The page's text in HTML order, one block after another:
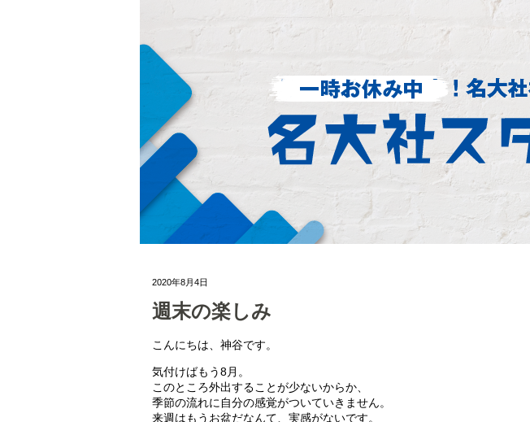
2020年8月4日
週末の楽しみ
こんにちは、神谷です。
気付けばもう8月。
このところ外出することが少ないからか、
季節の流れに自分の感覚がついていきません。
来週はもうお盆だなんて、実感がないです。